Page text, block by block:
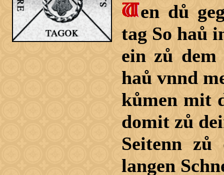
en dů
tag So haů
ein zů
haů vnnd
kůmen mit
domit zů
Seitenn
langen